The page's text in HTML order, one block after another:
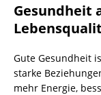
Gesundheit
Gute Gesundheit
starke
mehr Energie,